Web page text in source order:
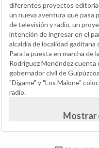
diferentes proyectos
un nueva aventura que pasa
de televisión y radio, un
intención de ingresar en el
alcaldía de localidad gaditana
Para la puesta en marcha de
Rodríguez Menéndez cuenta
gobernador civil de
"Dígame" y "Los Malone"
radio.
Mostrar